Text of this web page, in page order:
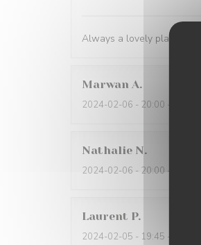
Always a lovely place to
Marwan A
2024-02-06 - 20:00 - Ospiti 4
Nathalie N
2024-02-06 - 20:00 - Ospiti 2
Laurent P
2024-02-05 - 19:45 - Ospiti 4